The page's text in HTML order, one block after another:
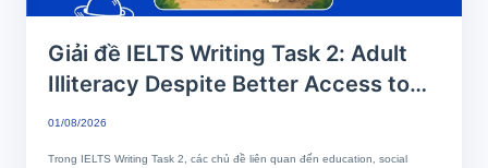
Giải đề IELTS Writing Task 2: Adult
Illiteracy Despite Better Access to
Education | Phân tích chi tiết & Bài
01/08/2026
Trong IELTS Writing Task 2, các chủ đề liên quan đến education, social